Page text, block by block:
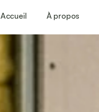
Accueil À propos